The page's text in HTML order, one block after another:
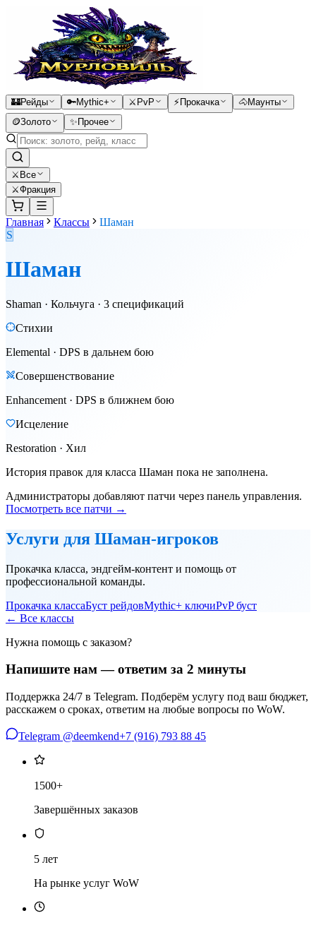
🏰Рейды 🔑Mythic+ ⚔️ PvP ⚡ Прокачка 🐴Маунты
🪙Золото ✨ Прочее
⚔ Все
⚔️Фракция
Главная Классы
Шаман
S
Шаман
Shaman · Кольчуга · 3 спецификаций
Стихии
Elemental · DPS в дальнем бою
Совершенствование
Enhancement · DPS в ближнем бою
Исцеление
Restoration · Хил
История правок для класса Шаман пока не заполнена.
Администраторы добавляют патчи через панель управления.
Посмотреть все патчи →
Услуги для Шаман-игроков
Прокачка класса, эндгейм-контент и помощь от
профессиональной команды.
Прокачка классаБуст рейдовMythic+ ключиPvP буст
← Все классы
Нужна помощь с заказом?
Напишите нам — ответим за 2 минуты
Поддержка 24/7 в Telegram. Подберём услугу под ваш бюджет,
расскажем о сроках, ответим на любые вопросы по WoW.
Telegram @deemkend+7 (916) 793 88 45
1500+
Завершённых заказов
5 лет
На рынке услуг WoW